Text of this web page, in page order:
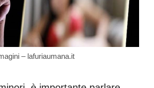
– lafuriaumana.it